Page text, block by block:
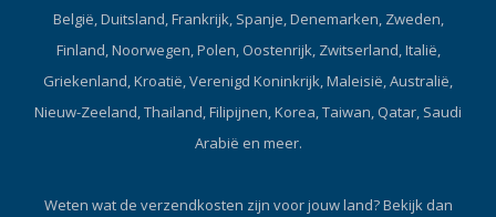
België, Duitsland, Frankrijk, Spanje, Denemarken, Zweden,
Finland, Noorwegen, Polen, Oostenrijk, Zwitserland, Italië,
Griekenland, Kroatië, Verenigd Koninkrijk, Maleisië, Australië,
Nieuw-Zeeland, Thailand, Filipijnen, Korea, Taiwan, Qatar, Saudi
Arabië en meer.
Weten wat de verzendkosten zijn voor jouw land?Bekijk dan